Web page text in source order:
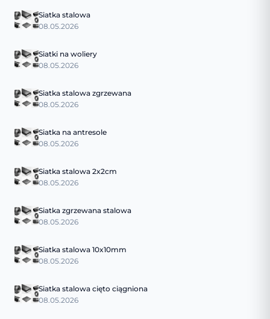
Siatka stalowa
08.05.2026
Siatki na woliery
08.05.2026
Siatka stalowa zgrzewana
08.05.2026
Siatka na antresole
08.05.2026
Siatka stalowa 2x2cm
08.05.2026
Siatka zgrzewana stalowa
08.05.2026
Siatka stalowa 10x10mm
08.05.2026
Siatka stalowa cięto ciągniona
08.05.2026